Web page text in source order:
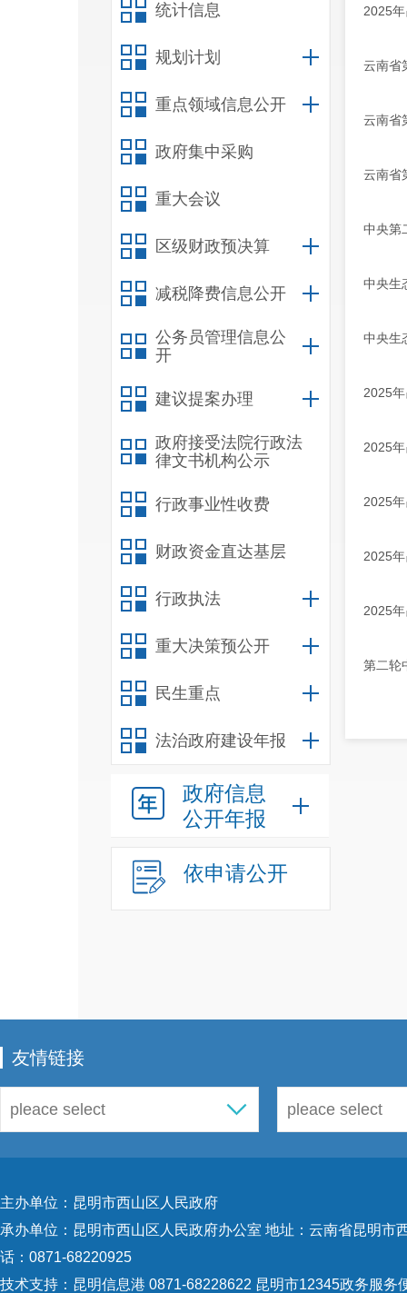
统计信息
规划计划
重点领域信息公开
政府集中采购
重大会议
区级财政预决算
减税降费信息公开
公务员管理信息公
开
建议提案办理
政府接受法院行政法
律文书机构公示
行政事业性收费
财政资金直达基层
行政执法
重大决策预公开
民生重点
法治政府建设年报
政府信息
公开年报
依申请公开
2025
云南省
云南省
云南省
中央第
中央生
中央生
2025
2025
2025
2025
2025
第二轮
友情链接
主办单位：昆明市西山区人民政府
承办单位：昆明市西山区人民政府办公室 地址：云南省昆明市
话：0871-68220925
技术支持： 昆明信息港 0871-68228622 昆明市12345政务服务